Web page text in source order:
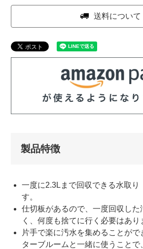
送料について
製品特徴
一度に2.3Lまで回収できる水取り
す。
仕切板があるので、一度回収した
く、何度も捨てに行く必要はあり
片手で楽に汚水を集めることがで
ターブルームと一緒に使うこと